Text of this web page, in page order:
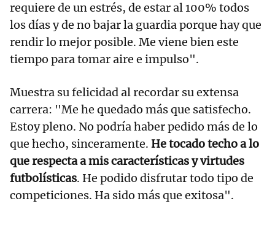
requiere de un estrés, de estar al 100% todos
los días y de no bajar la guardia porque hay que
rendir lo mejor posible. Me viene bien este
tiempo para tomar aire e impulso".
Muestra su felicidad al recordar su extensa
carrera: "Me he quedado más que satisfecho.
Estoy pleno. No podría haber pedido más de lo
que hecho, sinceramente. He tocado techo a lo
que respecta a mis características y virtudes
futbolísticas. He podido disfrutar todo tipo de
competiciones. Ha sido más que exitosa".